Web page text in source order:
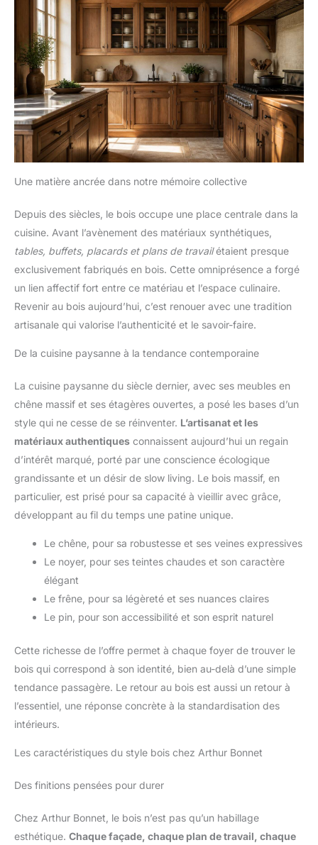
Une matière ancrée dans notre mémoire collective
Depuis des siècles, le bois occupe une place centrale dans la
cuisine. Avant l’avènement des matériaux synthétiques,
tables, buffets, placards et plans de travailétaient presque
exclusivement fabriqués en bois. Cette omniprésence a forgé
un lien affectif fort entre ce matériau et l’espace culinaire.
Revenir au bois aujourd’hui, c’est renouer avec une tradition
artisanale qui valorise l’authenticité et le savoir-faire.
De la cuisine paysanne à la tendance contemporaine
La cuisine paysanne du siècle dernier, avec ses meubles en
chêne massif et ses étagères ouvertes, a posé les bases d’un
style qui ne cesse de se réinventer. L’artisanat et les
matériaux authentiques connaissent aujourd’hui un regain
d’intérêt marqué, porté par une conscience écologique
grandissante et un désir de slow living. Le bois massif, en
particulier, est prisé pour sa capacité à vieillir avec grâce,
développant au fil du temps une patine unique.
Le chêne, pour sa robustesse et ses veines expressives
Le noyer, pour ses teintes chaudes et son caractère
élégant
Le frêne, pour sa légèreté et ses nuances claires
Le pin, pour son accessibilité et son esprit naturel
Cette richesse de l’offre permet à chaque foyer de trouver le
bois qui correspond à son identité, bien au-delà d’une simple
tendance passagère. Le retour au bois est aussi un retour à
l’essentiel, une réponse concrète à la standardisation des
intérieurs.
Les caractéristiques du style bois chez Arthur Bonnet
Des finitions pensées pour durer
Chez Arthur Bonnet, le bois n’est pas qu’un habillage
esthétique. Chaque façade, chaque plan de travail, chaque